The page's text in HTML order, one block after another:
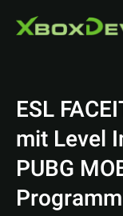
ESL
mit Level
PUBG
Programm